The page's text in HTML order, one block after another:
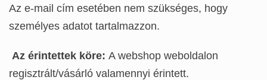
Az e-mail cím esetében nem szükséges, hogy
személyes adatot tartalmazzon.
Az érintettek köre: A webshop weboldalon
regisztrált/vásárló valamennyi érintett.